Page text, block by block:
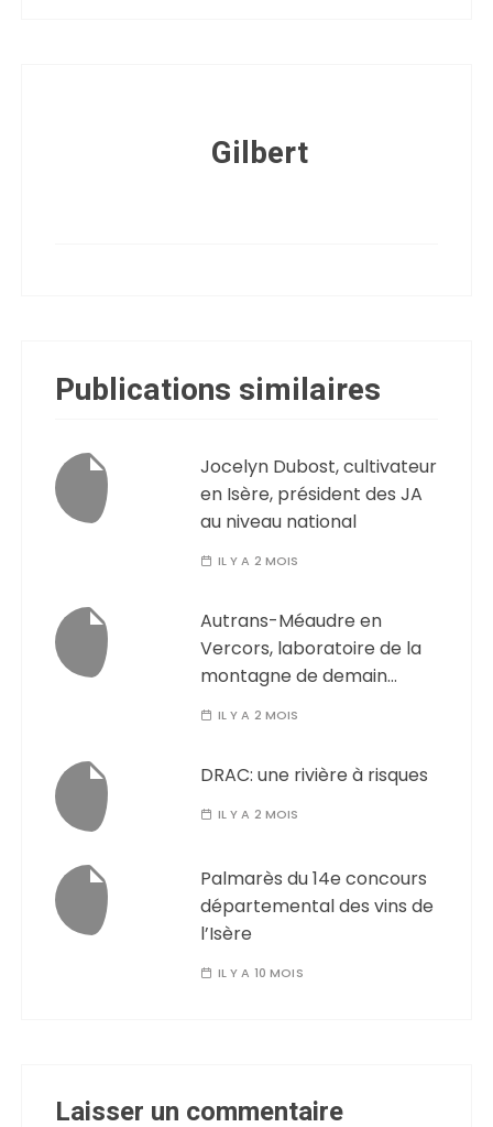
Gilbert
Publications similaires
Jocelyn Dubost, cultivateur
en Isère, président des JA
au niveau national
IL Y A 2 MOIS
Autrans-Méaudre en
Vercors, laboratoire de la
montagne de demain…
IL Y A 2 MOIS
DRAC: une rivière à risques
IL Y A 2 MOIS
Palmarès du 14e concours
départemental des vins de
l’Isère
IL Y A 10 MOIS
Laisser un commentaire